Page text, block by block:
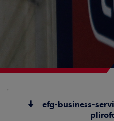
efg-business-